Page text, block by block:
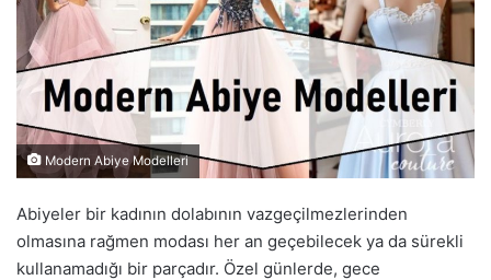
Modern Abiye Modelleri
Abiyeler bir kadının dolabının vazgeçilmezlerinden
olmasına rağmen modası her an geçebilecek ya da sürekli
kullanamadığı bir parçadır. Özel günlerde, gece